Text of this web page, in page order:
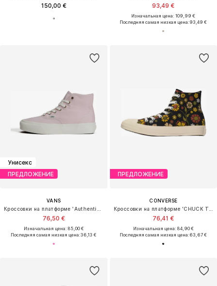
150,00 € 93,49 €
Изначальная цена: 109,99 €
Последняя самая низкая цена:93,49 €
Унисекс
ПРЕДЛОЖЕНИЕ
VANS
76,50 €
Изначальная цена: 85,00 €
Последняя самая низкая цена:36,13 €
ПРЕДЛОЖЕНИЕ
CONVERSE
76,41 €
Изначальная цена: 84,90 €
Последняя самая низкая цена:63,67 €